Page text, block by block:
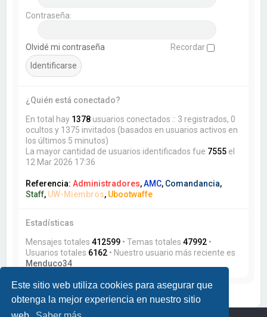
Este sitio web utiliza cookies para asegurar que
obtenga la mejor experiencia en nuestro sitio
Contraseña:
Olvidé mi contraseña Recordar
¿Quién está conectado?
En total hay 1378 usuarios conectados :: 3 registrados, 0
ocultos y 1375 invitados (basados en usuarios activos en
los últimos 5 minutos)
La mayor cantidad de usuarios identificados fue 7555 el
12 Mar 2026 17:36
Referencia:Administradores,AMC, Comandancia,
Staff, UW-Miembros, Ubootwaffe
Estadísticas
Mensajes totales412599 • Temas totales47992 •
Usuarios totales 6162 • Nuestro usuario más reciente es
Menduco34